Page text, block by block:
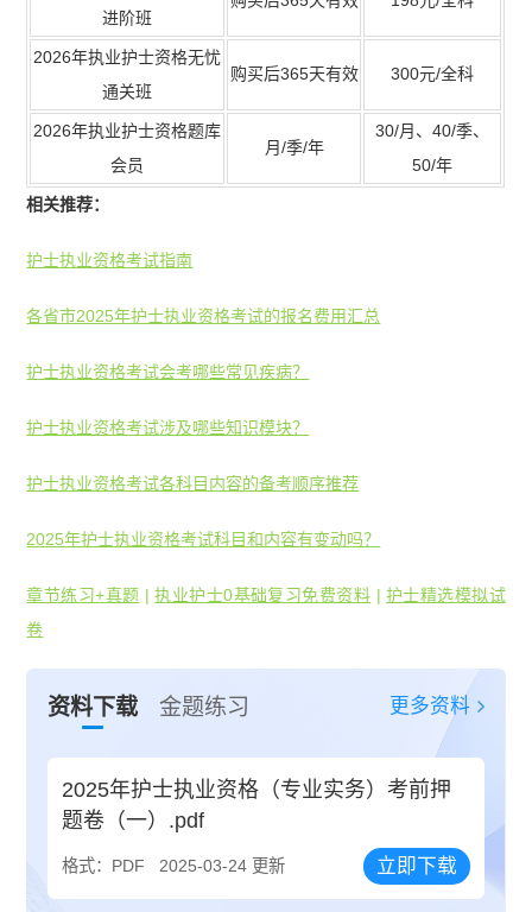
进阶班
2026年执业护士资格无忧
通关班
购买后365天有效 300元/全科
2026年执业护士资格题库
会员
月/季/年
30/月、40/季、
50/年
相关推荐：
护士执业资格考试指南
各省市2025年护士执业资格考试的报名费用汇总
护士执业资格考试会考哪些常见疾病？
护士执业资格考试涉及哪些知识模块？
护士执业资格考试各科目内容的备考顺序推荐
2025年护士执业资格考试科目和内容有变动吗？
章节练习+真题 |执业护士0基础复习免费资料 | 护士精选模拟试
卷
资料下载 金题练习 更多资料
2025年护士执业资格（专业实务）考前押
题卷（一）.pdf
格式：PDF 2025-03-24 更新 立即下载